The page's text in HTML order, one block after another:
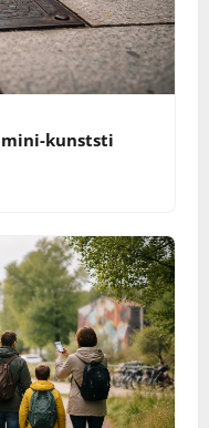
mini-kunststi